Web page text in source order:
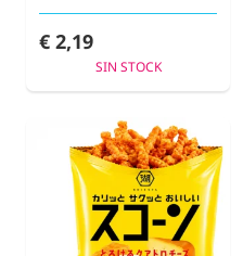
€ 2,19
SIN STOCK